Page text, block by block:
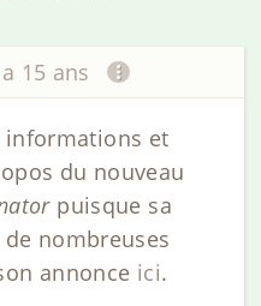
15 ans
informations et
du nouveau
puisque sa
nombreuses
annonce ici.